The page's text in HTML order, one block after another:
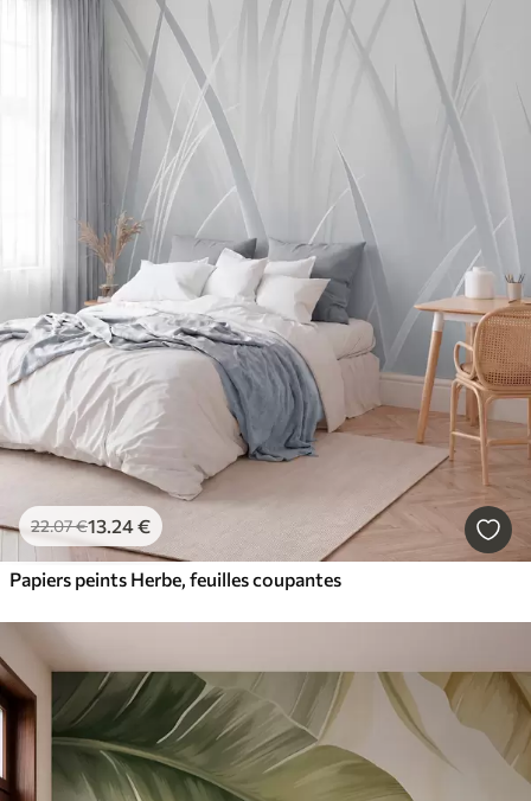
22.07€13.24€
Papiers peints Herbe, feuilles coupantes